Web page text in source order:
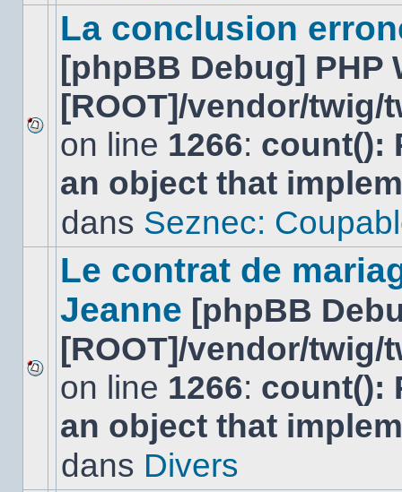
Aucun
nouveau
message
non-
dans
La conclusion
[phpBB Debug] PHP
[ROOT]/vendor/
on line 1266: count():
an object that
dans Seznec:
Aucun
nouveau
message
non-
dans
Le contrat de
Jeanne [phpBB
[ROOT]/vendor/
on line 1266: count():
an object that
dans Divers